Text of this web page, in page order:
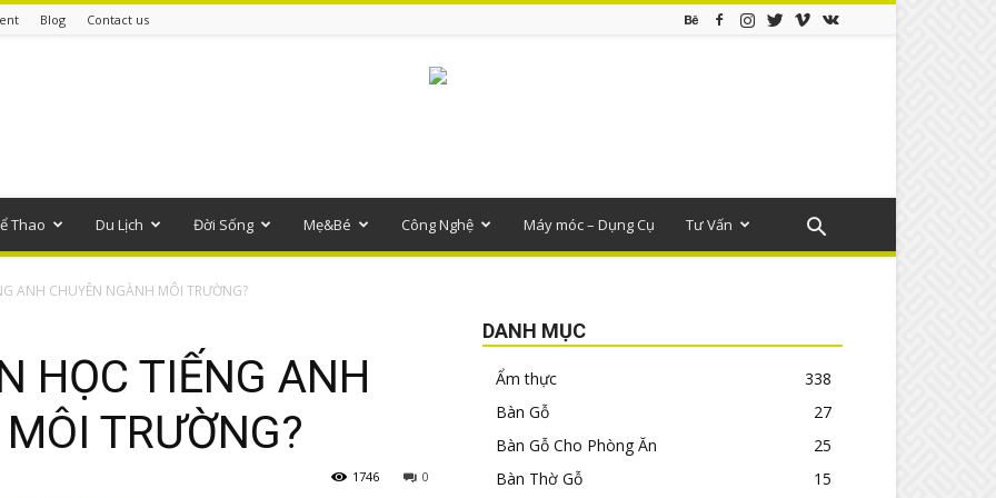
Blog Contact us
Thao Du Lịch Đời Sống Mẹ&Bé Công Nghệ Máy móc – Dụng Cụ Tư Vấn
ANH CHUYÊN NGÀNH MÔI TRƯỜNG?
HỌC TIẾNG ANH
TRƯỜNG?
0
1746
DANH MỤC
Ẩm thực
338
Bàn Gỗ
27
Bàn Gỗ Cho Phòng Ăn
25
Bàn Thờ Gỗ
15